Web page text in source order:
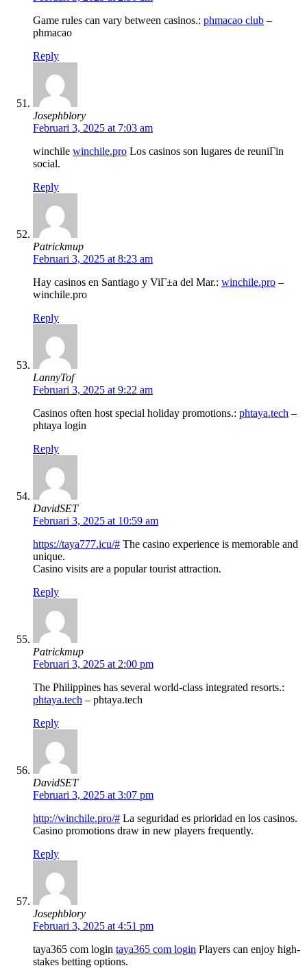
Game rules can vary between casinos.: phmacao club –
phmacao
Reply
Josephblory
Februari 3, 2025 at 7:03 am
winchile winchile.pro Los casinos son lugares de reuniГіn
social.
Reply
Patrickmup
Februari 3, 2025 at 8:23 am
Hay casinos en Santiago y ViГ±a del Mar.: winchile.pro –
winchile.pro
Reply
LannyTof
Februari 3, 2025 at 9:22 am
Casinos often host special holiday promotions.: phtaya.tech –
phtaya login
Reply
DavidSET
Februari 3, 2025 at 10:59 am
https://taya777.icu/# The casino experience is memorable and
unique.
Casino visits are a popular tourist attraction.
Reply
Patrickmup
Februari 3, 2025 at 2:00 pm
The Philippines has several world-class integrated resorts.:
phtaya.tech – phtaya.tech
Reply
DavidSET
Februari 3, 2025 at 3:07 pm
http://winchile.pro/# La seguridad es prioridad en los casinos.
Casino promotions draw in new players frequently.
Reply
Josephblory
Februari 3, 2025 at 4:51 pm
taya365 com login taya365 com login Players can enjoy high-
stakes betting options.